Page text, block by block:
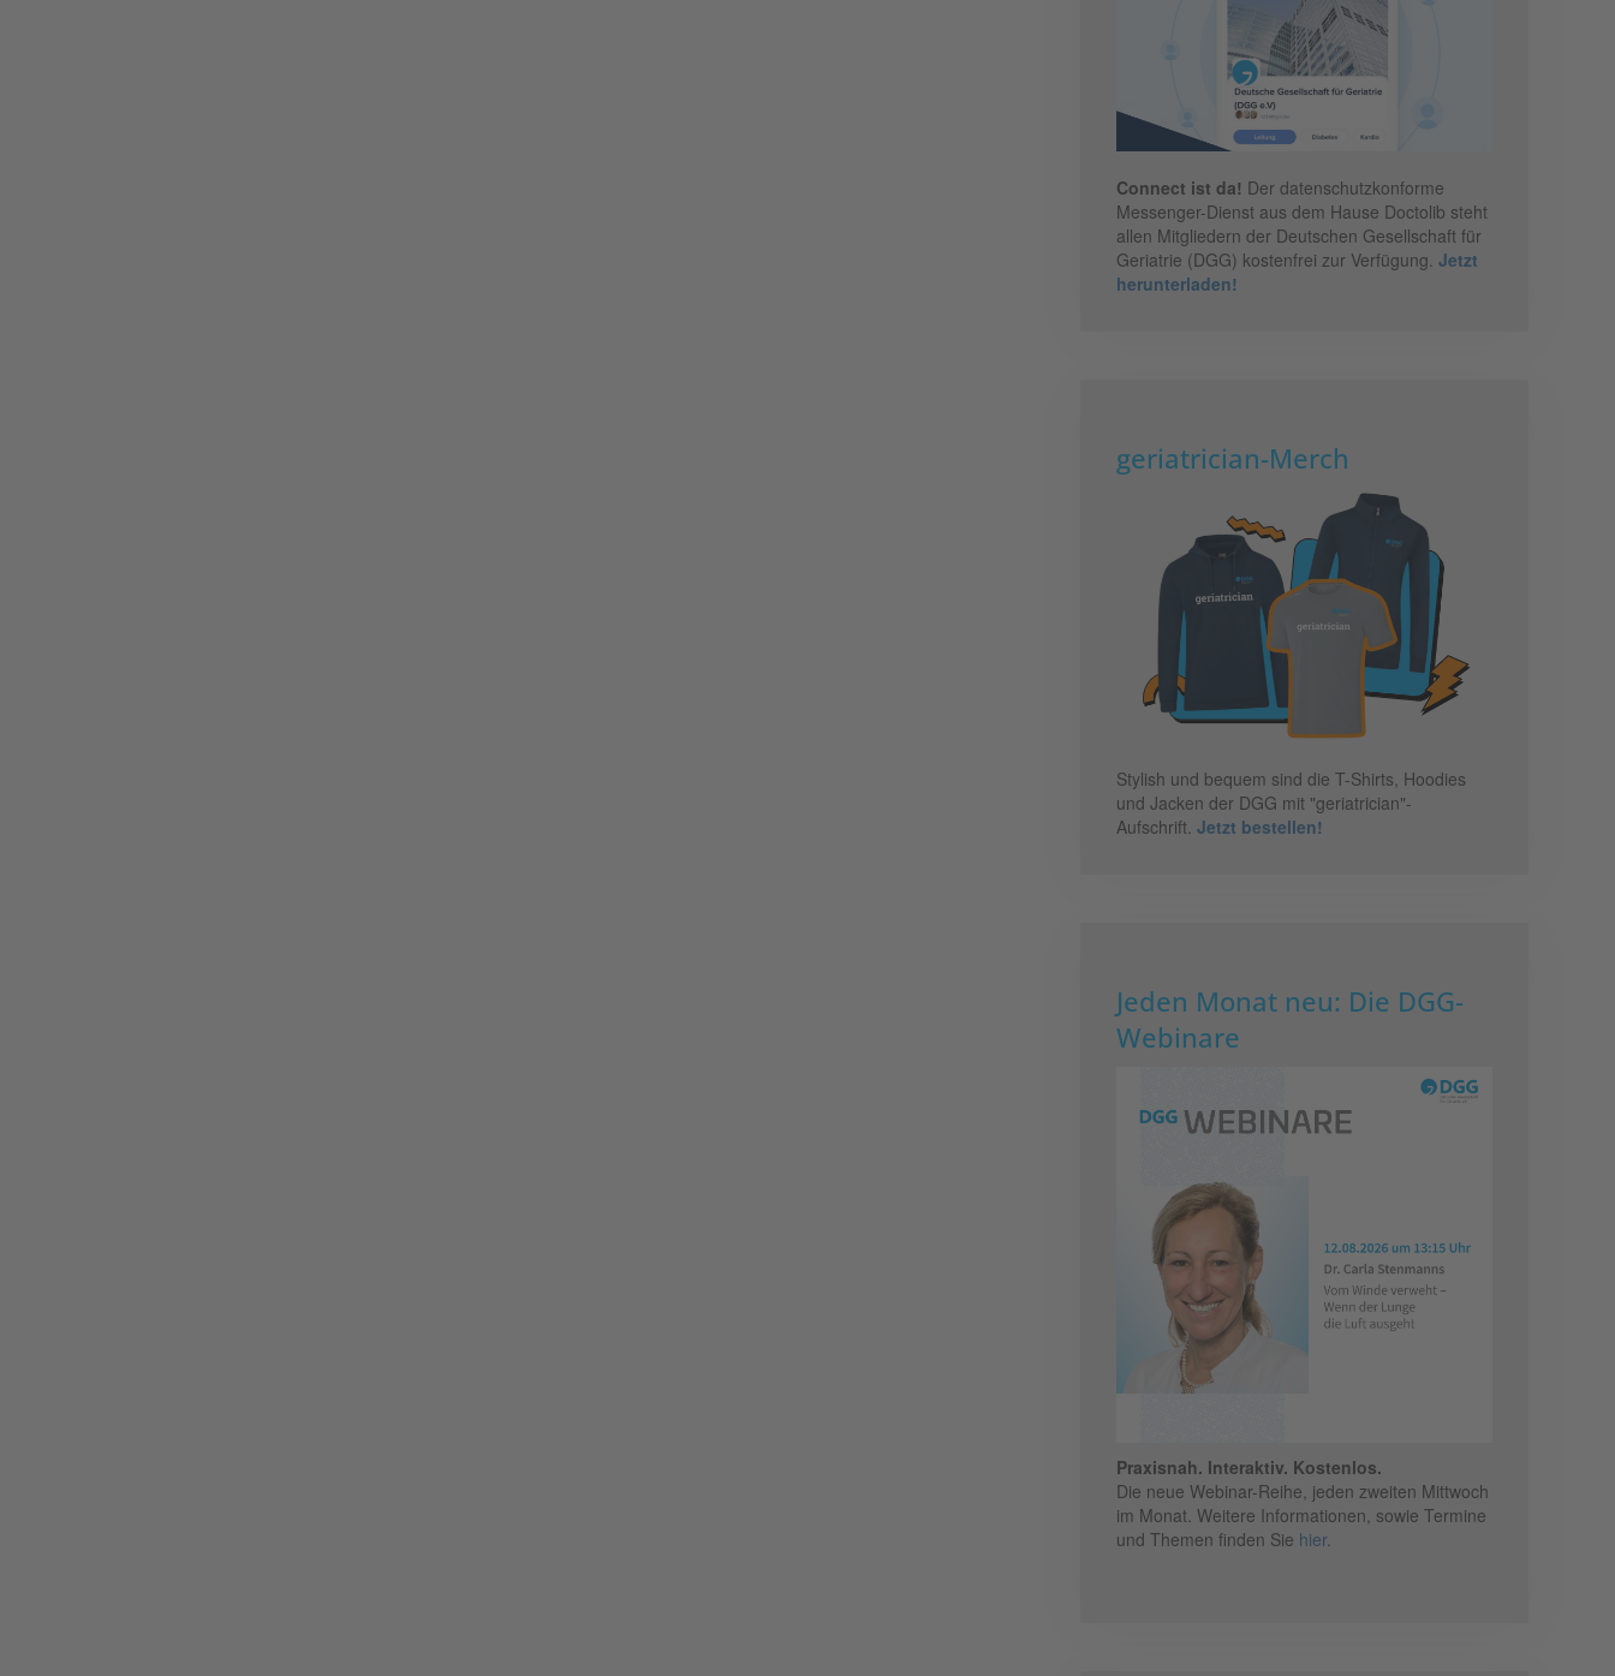
Connect ist da! Der datenschutzkonforme
Messenger-Dienst aus dem Hause Doctolib steht
allen Mitgliedern der Deutschen Gesellschaft für
Geriatrie (DGG) kostenfrei zur Verfügung. Jetzt
herunterladen!
geriatrician-Merch
Stylish und bequem sind die T-Shirts, Hoodies
und Jacken der DGG mit "geriatrician"-
Aufschrift. Jetzt bestellen!
Jeden Monat neu: Die DGG-
Webinare
Praxisnah. Interaktiv. Kostenlos.
Die neue Webinar-Reihe, jeden zweiten Mittwoch
im Monat. Weitere Informationen, sowie Termine
und Themen finden Sie hier.